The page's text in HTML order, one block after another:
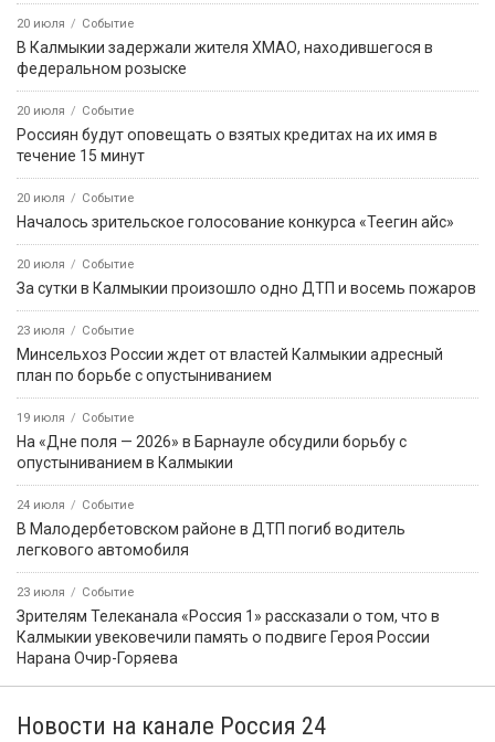
20 июля Событие
В Калмыкии задержали жителя ХМАО, находившегося в
федеральном розыске
20 июля Событие
Россиян будут оповещать о взятых кредитах на их имя в
течение 15 минут
20 июля Событие
Началось зрительское голосование конкурса «Теегин айс»
20 июля Событие
За сутки в Калмыкии произошло одно ДТП и восемь пожаров
23 июля Событие
Минсельхоз России ждет от властей Калмыкии адресный
план по борьбе с опустыниванием
19 июля Событие
На «Дне поля — 2026» в Барнауле обсудили борьбу с
опустыниванием в Калмыкии
24 июля Событие
В Малодербетовском районе в ДТП погиб водитель
легкового автомобиля
23 июля Событие
Зрителям Телеканала «Россия 1» рассказали о том, что в
Калмыкии увековечили память о подвиге Героя России
Нарана Очир-Горяева
Новости на канале Россия 24